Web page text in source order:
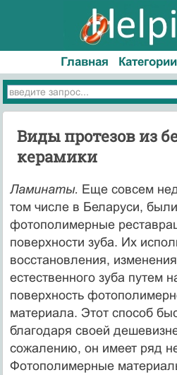
Главная Категории
Виды протезов из
керамики
Ламинаты. Еще совсем
том числе в Беларуси,
фотополимерные
поверхности зуба. Их
восстановления,
естественного зуба путем
поверхность
материала. Этот способ
благодаря своей
сожалению, он имеет ряд
Фотополимерные